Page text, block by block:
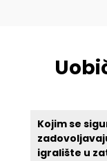
Kojim se
igralište u